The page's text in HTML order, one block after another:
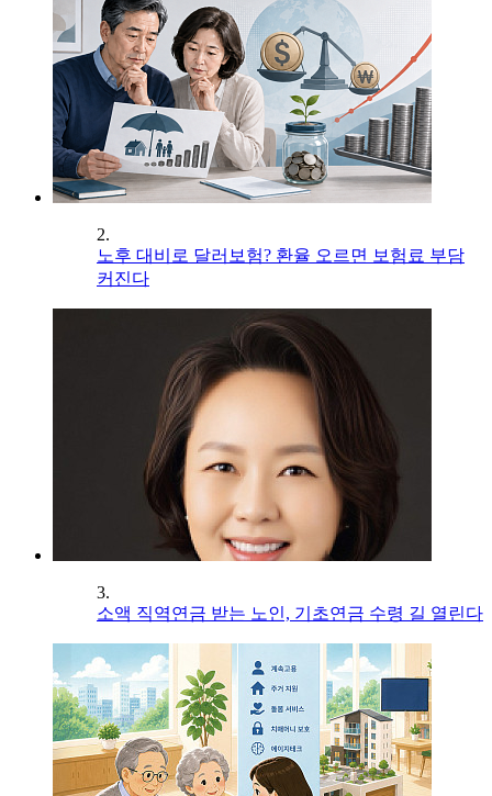
2.
노후 대비로 달러보험? 환율 오르면 보험료 부담
커진다
3.
소액 직역연금 받는 노인, 기초연금 수령 길 열린다